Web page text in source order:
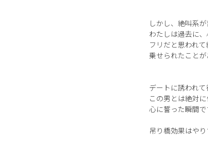
しかし、絶叫系が
わたしは過去に
フリだと思われ
乗せられたことが
デートに誘われ
この男とは絶対
心に誓った瞬間で
吊り橋効果はや